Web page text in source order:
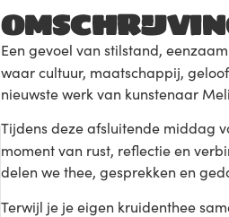
Een gevoel van stilstand,
waar cultuur, maatschappij,
nieuwste werk van kunstenaar
Tijdens deze afsluitende middag
moment van rust, reflectie en
delen we thee, gesprekken en
Terwijl je je eigen kruidenthee